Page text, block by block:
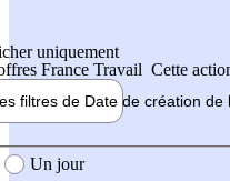
uniquement
France Travail Cette
filtres de Date de création de
création de l'offre
Un jour